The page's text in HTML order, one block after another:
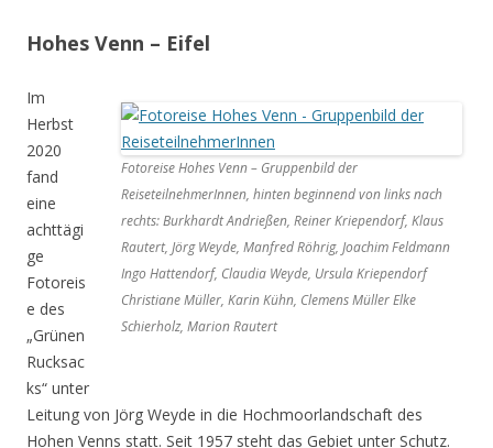
Hohes Venn – Eifel
Fotoreise Hohes Venn – Gruppenbild der
ReiseteilnehmerInnen, hinten beginnend von links nach
rechts: Burkhardt Andrießen, Reiner Kriependorf, Klaus
Rautert, Jörg Weyde, Manfred Röhrig, Joachim Feldmann
Ingo Hattendorf, Claudia Weyde, Ursula Kriependorf
Christiane Müller, Karin Kühn, Clemens Müller Elke
Schierholz, Marion Rautert
Im
Herbst
2020
fand
eine
achttägi
ge
Fotoreis
e des
„Grünen
Rucksac
ks“ unter
Leitung von Jörg Weyde in die Hochmoorlandschaft des
Hohen Venns statt. Seit 1957 steht das Gebiet unter Schutz.